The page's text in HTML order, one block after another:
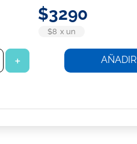
$3290
$8 x un
＋ AÑADIR